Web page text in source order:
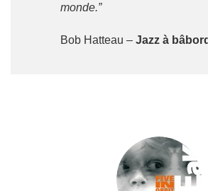
monde.”
Bob Hatteau – Jazz à bâbord